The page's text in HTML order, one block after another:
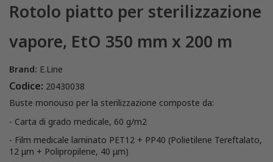
Rotolo piatto per sterilizzazione
vapore, EtO 350 mm x 200 m
Brand: E.Line
Codice: 20430038
Buste monouso per la sterilizzazione composte da:
- Carta di grado medicale, 60 g/m2
- Film medicale laminato PET12 + PP40 (Polietilene Tereftalato,
12 μm + Polipropilene, 40 μm)